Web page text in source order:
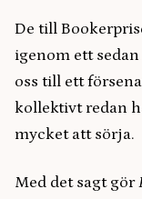
De till
igenom ett
oss till ett
kollektivt redan
mycket att sörja.
Med det sagt gör